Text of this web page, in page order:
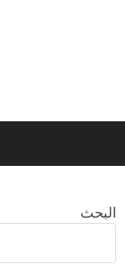
البحث